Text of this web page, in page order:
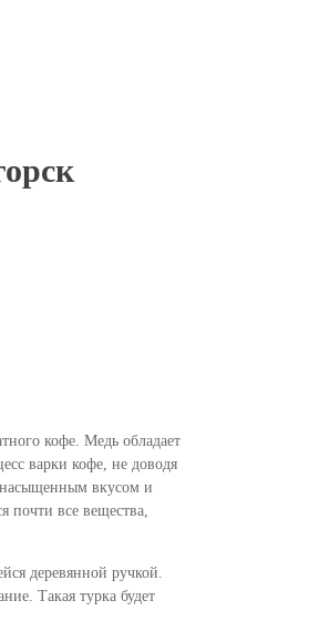
кофе. Медь обладает
варки кофе, не доводя
насыщенным вкусом и
почти все вещества,
деревянной ручкой.
Такая турка будет